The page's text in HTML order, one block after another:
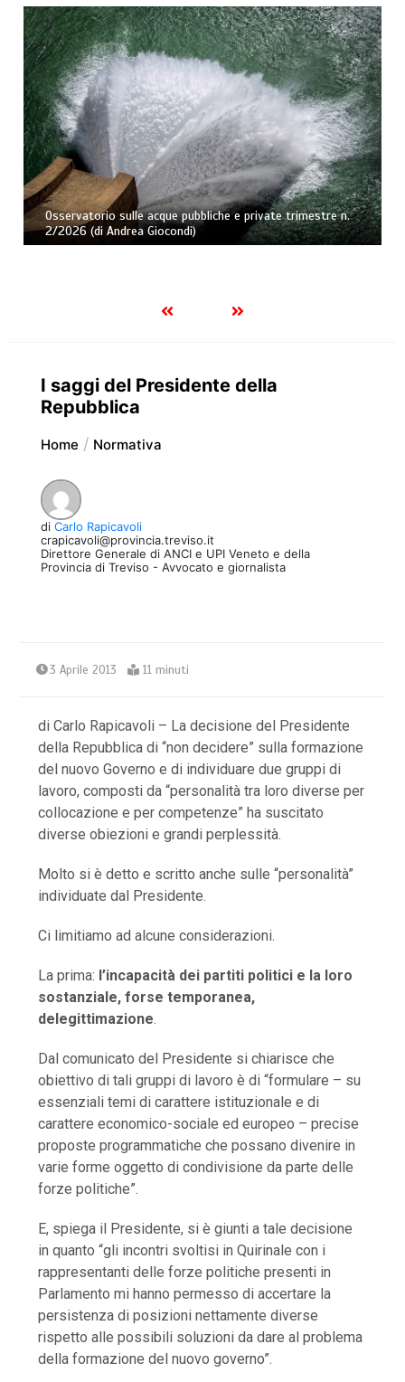
Osservatorio sulle acque pubbliche e private trimestre n.
2/2026 (di Andrea Giocondi)
I saggi del Presidente della
Repubblica
Home Normativa
di Carlo Rapicavoli
crapicavoli@provincia.treviso.it
Direttore Generale di ANCI e UPI Veneto e della
Provincia di Treviso - Avvocato e giornalista
3 Aprile 2013 11 minuti
di Carlo Rapicavoli – La decisione del Presidente
della Repubblica di “non decidere” sulla formazione
del nuovo Governo e di individuare due gruppi di
lavoro, composti da “personalità tra loro diverse per
collocazione e per competenze” ha suscitato
diverse obiezioni e grandi perplessità.
Molto si è detto e scritto anche sulle “personalità”
individuate dal Presidente.
Ci limitiamo ad alcune considerazioni.
La prima: l’incapacità dei partiti politici e la loro
sostanziale, forse temporanea,
delegittimazione.
Dal comunicato del Presidente si chiarisce che
obiettivo di tali gruppi di lavoro è di “formulare – su
essenziali temi di carattere istituzionale e di
carattere economico-sociale ed europeo – precise
proposte programmatiche che possano divenire in
varie forme oggetto di condivisione da parte delle
forze politiche”.
E, spiega il Presidente, si è giunti a tale decisione
in quanto “gli incontri svoltisi in Quirinale con i
rappresentanti delle forze politiche presenti in
Parlamento mi hanno permesso di accertare la
persistenza di posizioni nettamente diverse
rispetto alle possibili soluzioni da dare al problema
della formazione del nuovo governo”.